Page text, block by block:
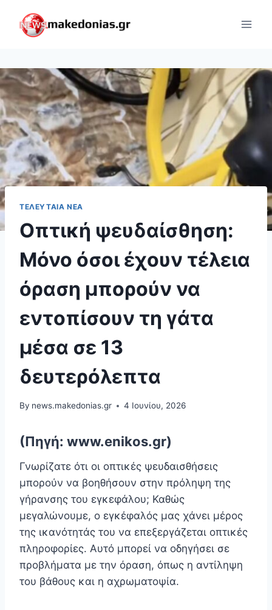
content
ΤΕΛΕΥΤΑΊΑ ΝΈΑ
Οπτική ψευδαίσθηση:
Μόνο όσοι έχουν τέλεια
όραση μπορούν να
εντοπίσουν τη γάτα
μέσα σε 13
δευτερόλεπτα
By news.makedonias.gr 4 Ιουνίου, 2026
(Πηγή: www.enikos.gr)
Γνωρίζατε ότι οι οπτικές ψευδαισθήσεις
μπορούν να βοηθήσουν στην πρόληψη της
γήρανσης του εγκεφάλου; Καθώς
μεγαλώνουμε, ο εγκέφαλός μας χάνει μέρος
της ικανότητάς του να επεξεργάζεται οπτικές
πληροφορίες. Αυτό μπορεί να οδηγήσει σε
προβλήματα με την όραση, όπως η αντίληψη
του βάθους και η αχρωματοψία.